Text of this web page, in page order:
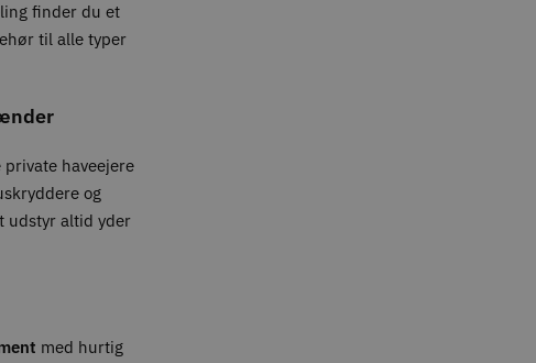
finder du et
til alle typer
haveejere
og
udstyr altid yder
med hurtig